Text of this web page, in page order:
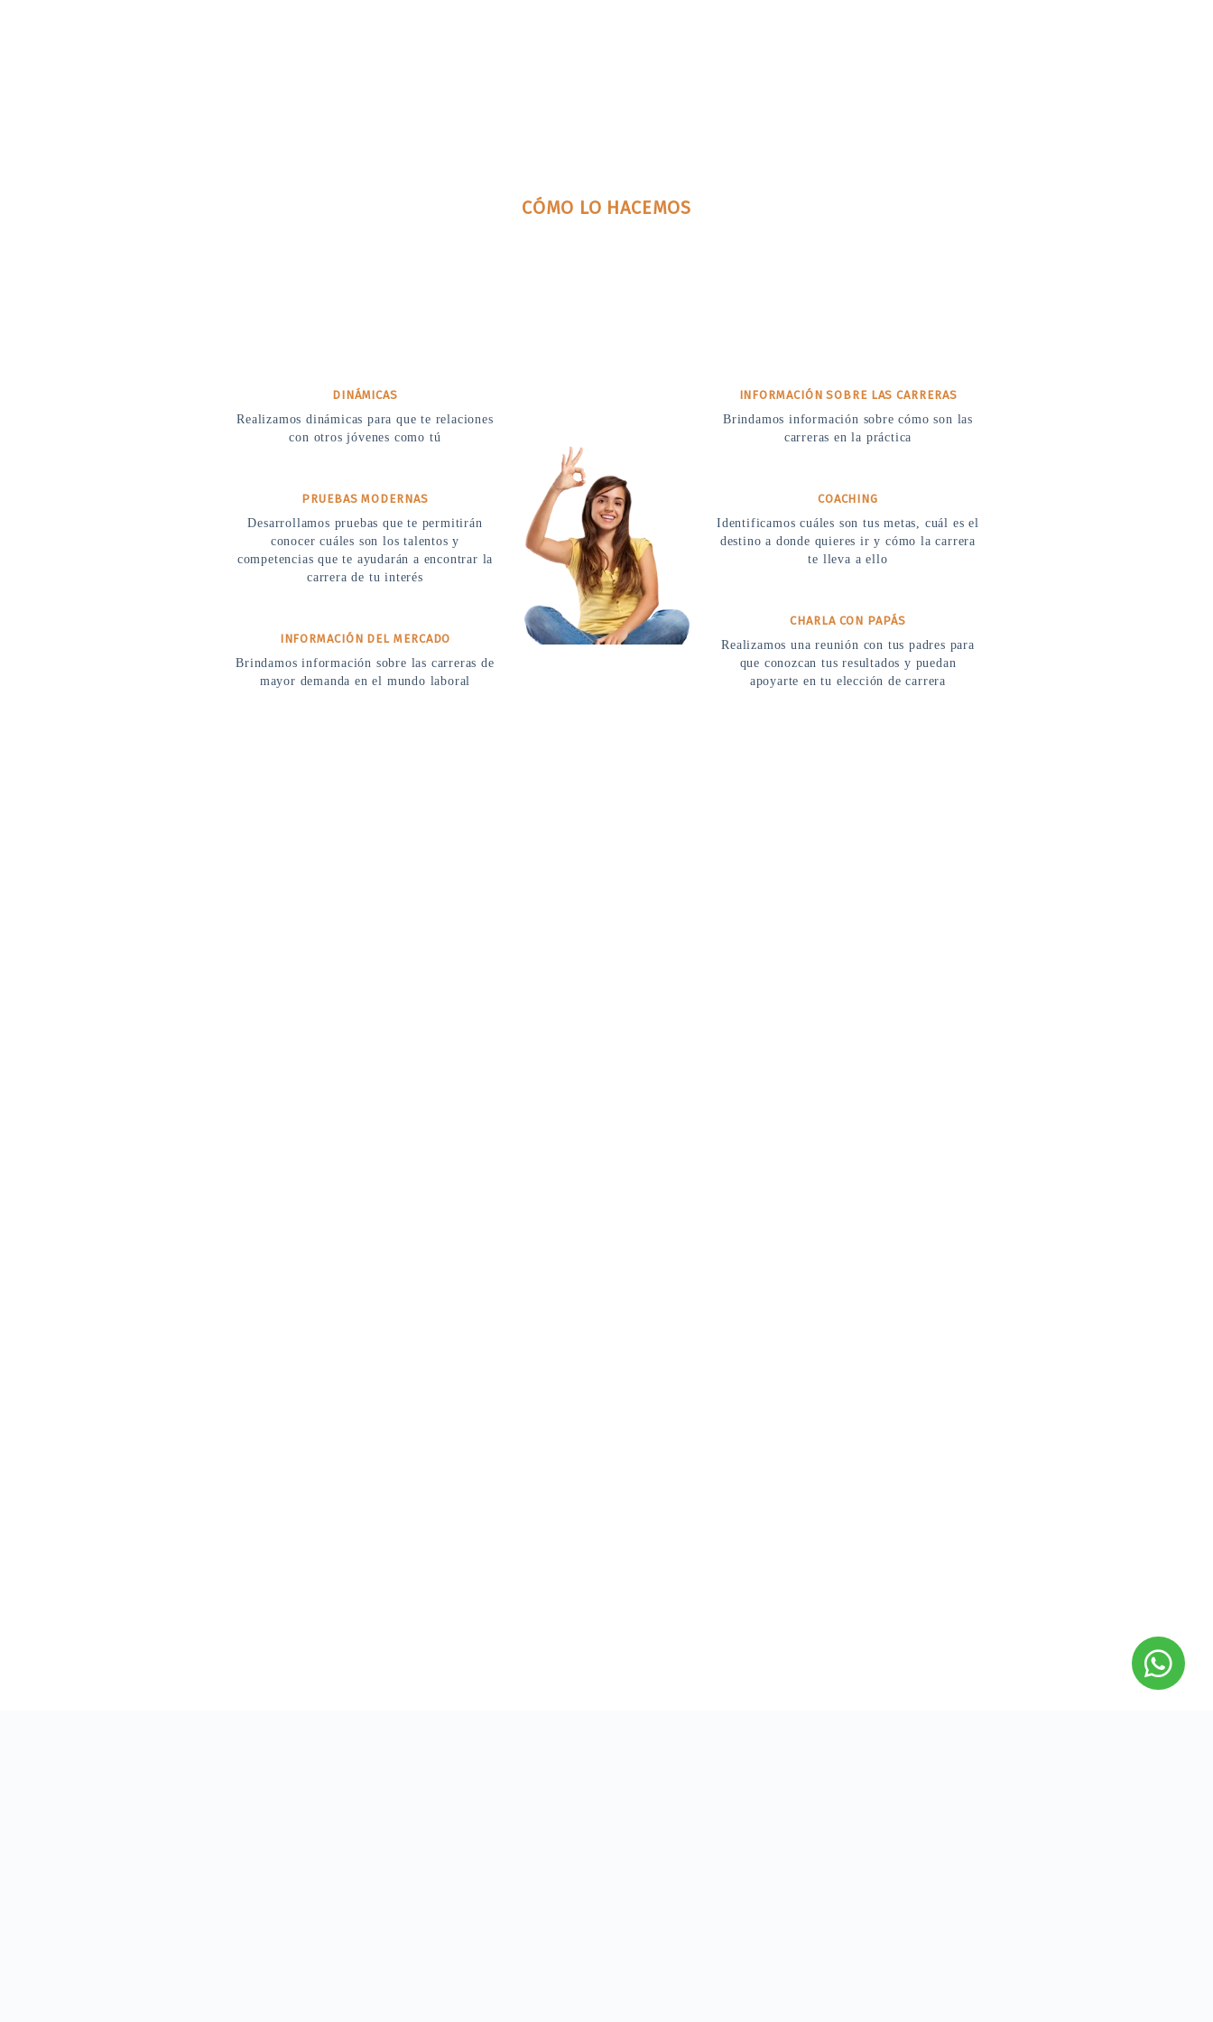
CÓMO LO HACEMOS
DINÁMICAS
Realizamos dinámicas para que te relaciones
con otros jóvenes como tú
PRUEBAS MODERNAS
Desarrollamos pruebas que te permitirán
conocer cuáles son los talentos y
competencias que te ayudarán a encontrar la
carrera de tu interés
INFORMACIÓN DEL MERCADO
Brindamos información sobre las carreras de
mayor demanda en el mundo laboral
INFORMACIÓN SOBRE LAS CARRERAS
Brindamos información sobre cómo son las
carreras en la práctica
COACHING
Identificamos cuáles son tus metas, cuál es el
destino a donde quieres ir y cómo la carrera
te lleva a ello
CHARLA CON PAPÁS
Realizamos una reunión con tus padres para
que conozcan tus resultados y puedan
apoyarte en tu elección de carrera